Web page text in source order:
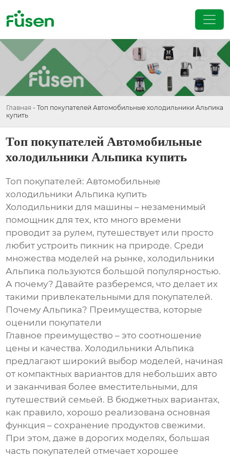
Главная - Топ покупателей Автомобильные холодильники Альпика
купить
Топ покупателей Автомобильные
холодильники Альпика купить
Топ покупателей: Автомобильные
холодильники Альпика купить
Холодильники для машины – незаменимый
помощник для тех, кто много времени
проводит за рулем, путешествует или просто
любит устроить пикник на природе. Среди
множества моделей на рынке, холодильники
Альпика пользуются большой популярностью.
А почему? Давайте разберемся, что делает их
такими привлекательными для покупателей.
Почему Альпика? Преимущества, которые
оценили покупатели
Главное преимущество – это соотношение
цены и качества. Холодильники Альпика
предлагают широкий выбор моделей, начиная
от компактных вариантов для небольших авто
и заканчивая более вместительными, для
путешествий семьей. В бюджетных вариантах,
как правило, хорошо реализована основная
функция – сохранение продуктов свежими.
При этом, даже в дорогих моделях, большая
часть покупателей отмечает хорошее